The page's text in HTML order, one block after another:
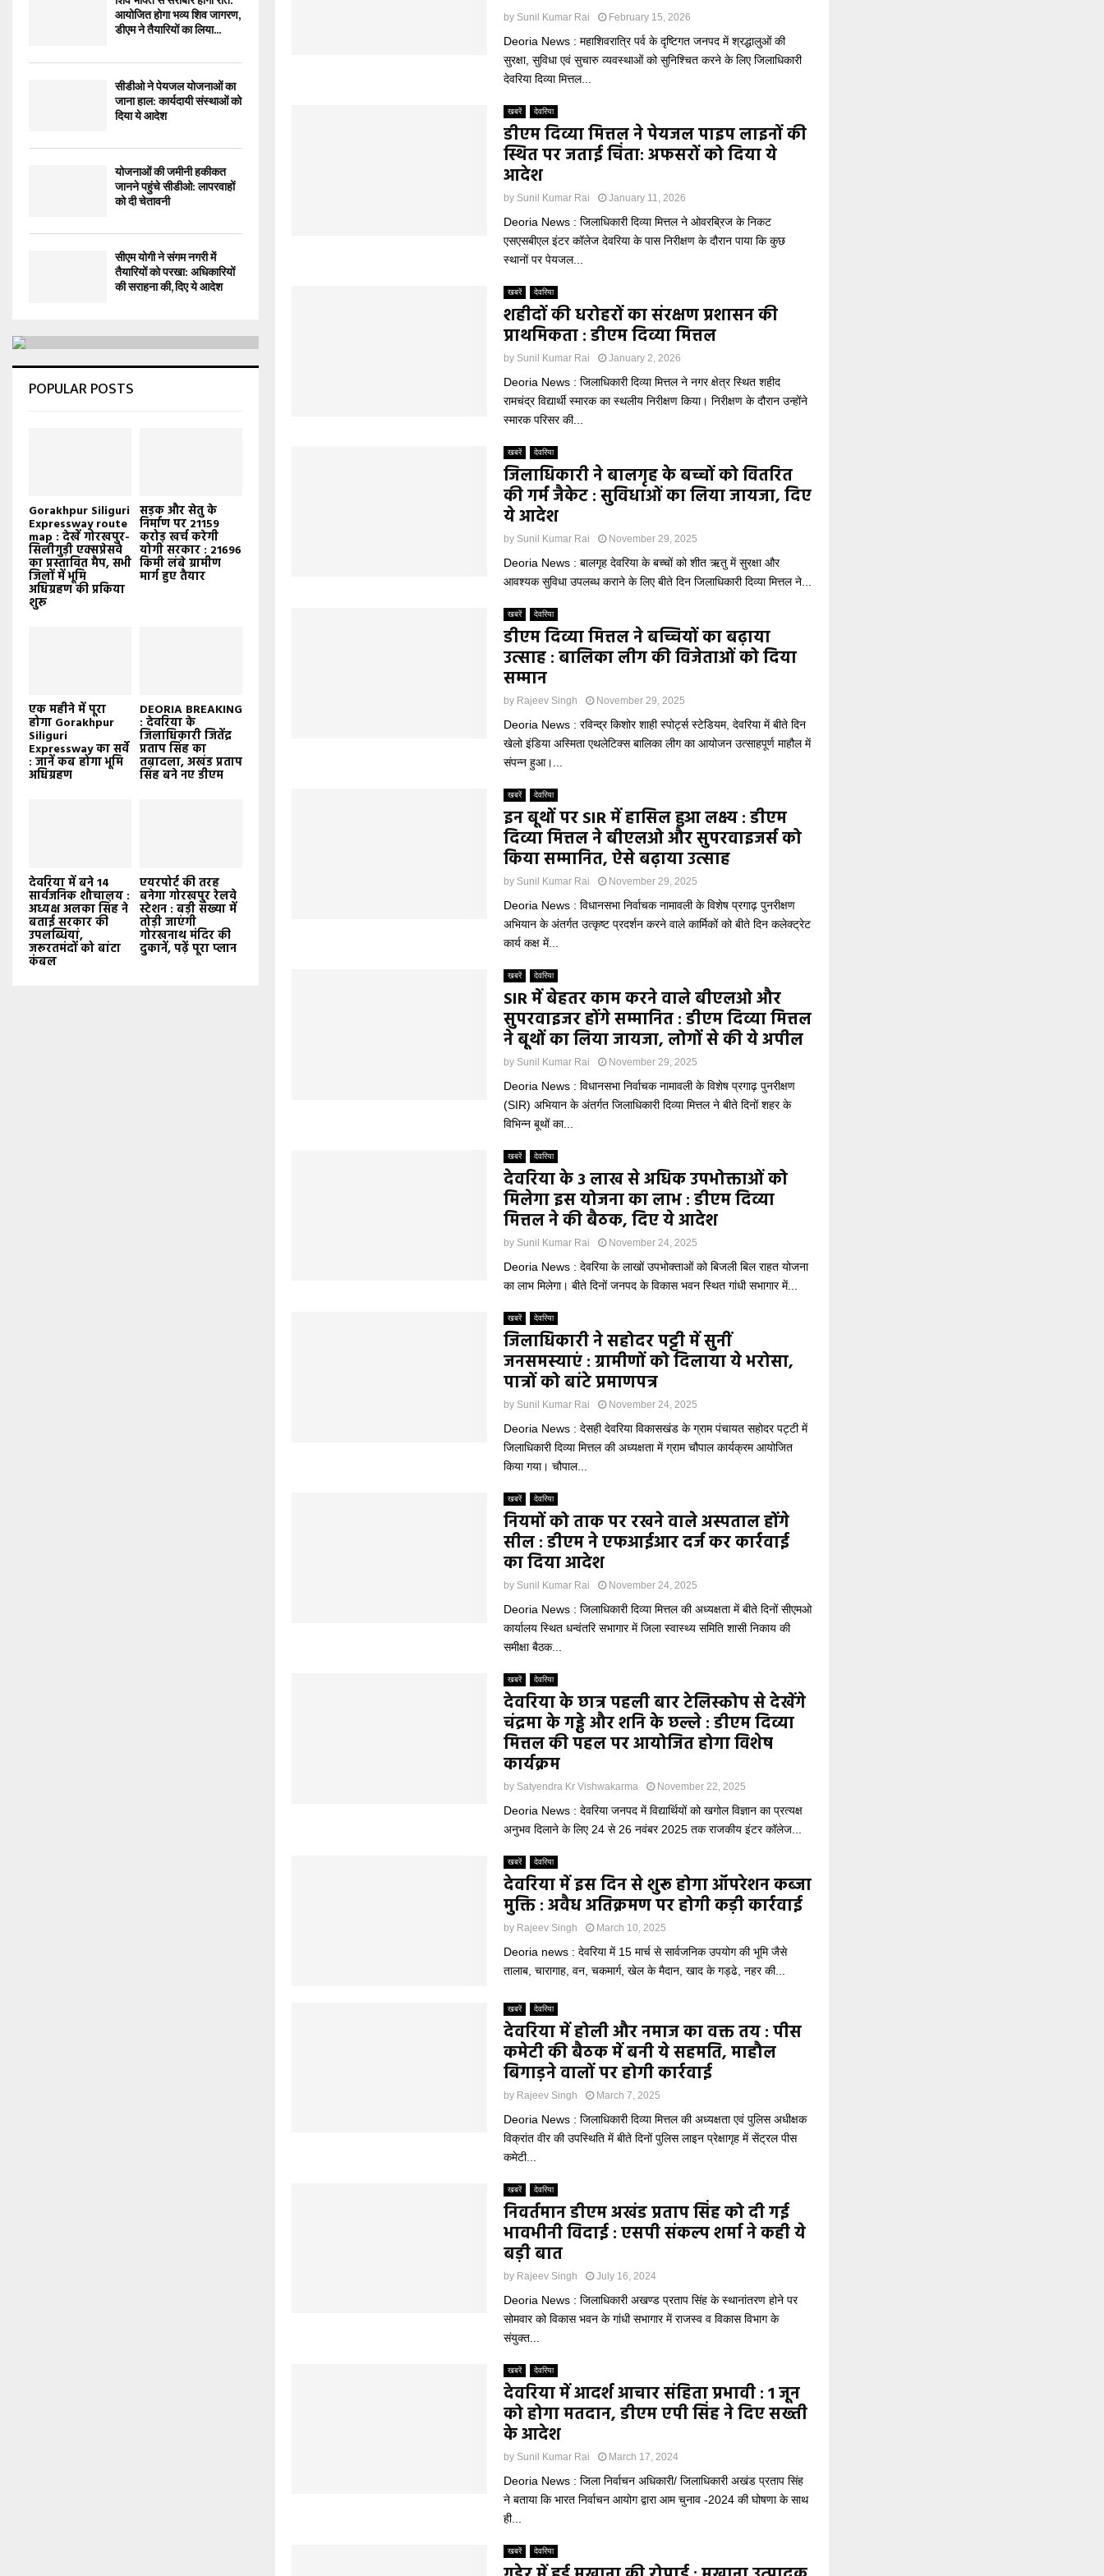
by Sunil Kumar Rai February 15, 2026
Deoria News : महाशिवरात्रि पर्व के दृष्टिगत जनपद में श्रद्धालुओं की
सुरक्षा, सुविधा एवं सुचारु व्यवस्थाओं को सुनिश्चित करने के लिए जिलाधिकारी
देवरिया दिव्या मित्तल...
खबरें देवरिया
डीएम दिव्या मित्तल ने पेयजल पाइप लाइनों की
स्थित पर जताई चिंता: अफसरों को दिया ये
आदेश
by Sunil Kumar Rai January 11, 2026
Deoria News : जिलाधिकारी दिव्या मित्तल ने ओवरब्रिज के निकट
एसएसबीएल इंटर कॉलेज देवरिया के पास निरीक्षण के दौरान पाया कि कुछ
स्थानों पर पेयजल...
खबरें देवरिया
शहीदों की धरोहरों का संरक्षण प्रशासन की
प्राथमिकता : डीएम दिव्या मित्तल
by Sunil Kumar Rai January 2, 2026
Deoria News : जिलाधिकारी दिव्या मित्तल ने नगर क्षेत्र स्थित शहीद
रामचंद्र विद्यार्थी स्मारक का स्थलीय निरीक्षण किया। निरीक्षण के दौरान उन्होंने
स्मारक परिसर की...
खबरें देवरिया
जिलाधिकारी ने बालगृह के बच्चों को वितरित
की गर्म जैकेट : सुविधाओं का लिया जायजा, दिए
ये आदेश
by Sunil Kumar Rai November 29, 2025
Deoria News : बालगृह देवरिया के बच्चों को शीत ऋतु में सुरक्षा और
आवश्यक सुविधा उपलब्ध कराने के लिए बीते दिन जिलाधिकारी दिव्या मित्तल ने...
खबरें देवरिया
डीएम दिव्या मित्तल ने बच्चियों का बढ़ाया
उत्साह : बालिका लीग की विजेताओं को दिया
सम्मान
by Rajeev Singh November 29, 2025
Deoria News : रविन्द्र किशोर शाही स्पोर्ट्स स्टेडियम, देवरिया में बीते दिन
खेलो इंडिया अस्मिता एथलेटिक्स बालिका लीग का आयोजन उत्साहपूर्ण माहौल में
संपन्न हुआ।...
खबरें देवरिया
इन बूथों पर SIR में हासिल हुआ लक्ष्य : डीएम
दिव्या मित्तल ने बीएलओ और सुपरवाइजर्स को
किया सम्मानित, ऐसे बढ़ाया उत्साह
by Sunil Kumar Rai November 29, 2025
Deoria News : विधानसभा निर्वाचक नामावली के विशेष प्रगाढ़ पुनरीक्षण
अभियान के अंतर्गत उत्कृष्ट प्रदर्शन करने वाले कार्मिकों को बीते दिन कलेक्ट्रेट
कार्य कक्ष में...
खबरें देवरिया
SIR में बेहतर काम करने वाले बीएलओ और
सुपरवाइजर होंगे सम्मानित : डीएम दिव्या मित्तल
ने बूथों का लिया जायजा, लोगों से की ये अपील
by Sunil Kumar Rai November 29, 2025
Deoria News : विधानसभा निर्वाचक नामावली के विशेष प्रगाढ़ पुनरीक्षण
(SIR) अभियान के अंतर्गत जिलाधिकारी दिव्या मित्तल ने बीते दिनों शहर के
विभिन्न बूथों का...
खबरें देवरिया
देवरिया के 3 लाख से अधिक उपभोक्ताओं को
मिलेगा इस योजना का लाभ : डीएम दिव्या
मित्तल ने की बैठक, दिए ये आदेश
by Sunil Kumar Rai November 24, 2025
Deoria News : देवरिया के लाखों उपभोक्ताओं को बिजली बिल राहत योजना
का लाभ मिलेगा। बीते दिनों जनपद के विकास भवन स्थित गांधी सभागार में...
खबरें देवरिया
जिलाधिकारी ने सहोदर पट्टी में सुनीं
जनसमस्याएं : ग्रामीणों को दिलाया ये भरोसा,
पात्रों को बांटे प्रमाणपत्र
by Sunil Kumar Rai November 24, 2025
Deoria News : देसही देवरिया विकासखंड के ग्राम पंचायत सहोदर पट्टी में
जिलाधिकारी दिव्या मित्तल की अध्यक्षता में ग्राम चौपाल कार्यक्रम आयोजित
किया गया। चौपाल...
खबरें देवरिया
नियमों को ताक पर रखने वाले अस्पताल होंगे
सील : डीएम ने एफआईआर दर्ज कर कार्रवाई
का दिया आदेश
by Sunil Kumar Rai November 24, 2025
Deoria News : जिलाधिकारी दिव्या मित्तल की अध्यक्षता में बीते दिनों सीएमओ
कार्यालय स्थित धन्वंतरि सभागार में जिला स्वास्थ्य समिति शासी निकाय की
समीक्षा बैठक...
खबरें देवरिया
देवरिया के छात्र पहली बार टेलिस्कोप से देखेंगे
चंद्रमा के गड्ढे और शनि के छल्ले : डीएम दिव्या
मित्तल की पहल पर आयोजित होगा विशेष
कार्यक्रम
by Satyendra Kr Vishwakarma November 22, 2025
Deoria News : देवरिया जनपद में विद्यार्थियों को खगोल विज्ञान का प्रत्यक्ष
अनुभव दिलाने के लिए 24 से 26 नवंबर 2025 तक राजकीय इंटर कॉलेज...
खबरें देवरिया
देवरिया में इस दिन से शुरू होगा ऑपरेशन कब्जा
मुक्ति : अवैध अतिक्रमण पर होगी कड़ी कार्रवाई
by Rajeev Singh March 10, 2025
Deoria news : देवरिया में 15 मार्च से सार्वजनिक उपयोग की भूमि जैसे
तालाब, चारागाह, वन, चकमार्ग, खेल के मैदान, खाद के गड्ढे, नहर की...
खबरें देवरिया
देवरिया में होली और नमाज का वक्त तय : पीस
कमेटी की बैठक में बनी ये सहमति, माहौल
बिगाड़ने वालों पर होगी कार्रवाई
by Rajeev Singh March 7, 2025
Deoria News : जिलाधिकारी दिव्या मित्तल की अध्यक्षता एवं पुलिस अधीक्षक
विक्रांत वीर की उपस्थिति में बीते दिनों पुलिस लाइन प्रेक्षागृह में सेंट्रल पीस
कमेटी...
खबरें देवरिया
निवर्तमान डीएम अखंड प्रताप सिंह को दी गई
भावभीनी विदाई : एसपी संकल्प शर्मा ने कही ये
बड़ी बात
by Rajeev Singh July 16, 2024
Deoria News : जिलाधिकारी अखण्ड प्रताप सिंह के स्थानांतरण होने पर
सोमवार को विकास भवन के गांधी सभागार में राजस्व व विकास विभाग के
संयुक्त...
खबरें देवरिया
देवरिया में आदर्श आचार संहिता प्रभावी : 1 जून
को होगा मतदान, डीएम एपी सिंह ने दिए सख्ती
के आदेश
by Sunil Kumar Rai March 17, 2024
Deoria News : जिला निर्वाचन अधिकारी/ जिलाधिकारी अखंड प्रताप सिंह
ने बताया कि भारत निर्वाचन आयोग द्वारा आम चुनाव -2024 की घोषणा के साथ
ही...
खबरें देवरिया
आयोजित होगा भव्य शिव जागरण,
डीएम ने तैयारियों का लिया...
सीडीओ ने पेयजल योजनाओं का
जाना हाल: कार्यदायी संस्थाओं को
दिया ये आदेश
योजनाओं की जमीनी हकीकत
जानने पहुंचे सीडीओ: लापरवाहों
को दी चेतावनी
सीएम योगी ने संगम नगरी में
तैयारियों को परखा: अधिकारियों
की सराहना की, दिए ये आदेश
POPULAR POSTS
Gorakhpur Siliguri
Expressway route
map : देखें गोरखपुर-
सिलीगुड़ी एक्सप्रेसवे
का प्रस्तावित मैप, सभी
जिलों में भूमि
अधिग्रहण की प्रकिया
शुरू
सड़क और सेतु के
निर्माण पर 21159
करोड़ खर्च करेगी
योगी सरकार : 21696
किमी लंबे ग्रामीण
मार्ग हुए तैयार
एक महीने में पूरा
होगा Gorakhpur
Siliguri
Expressway का सर्वे
: जानें कब होगा भूमि
अधिग्रहण
DEORIA BREAKING
: देवरिया के
जिलाधिकारी जितेंद्र
प्रताप सिंह का
तबादला, अखंड प्रताप
सिंह बने नए डीएम
देवरिया में बने 14
सार्वजनिक शौचालय :
अध्यक्ष अलका सिंह ने
बताई सरकार की
उपलब्धियां,
जरूरतमंदों को बांटा
कंबल
एयरपोर्ट की तरह
बनेगा गोरखपुर रेलवे
स्टेशन : बड़ी संख्या में
तोड़ी जाएंगी
गोरखनाथ मंदिर की
दुकानें, पढ़ें पूरा प्लान